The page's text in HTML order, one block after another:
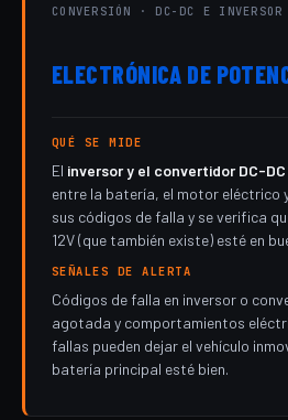
CONVERSIÓN · DC-DC E INVERSOR
ELECTRÓNICA DE
QUÉ SE MIDE
El inversor y el convertidor DC-DC
entre la batería, el motor eléctrico y
sus códigos de falla y se verifica
12V (que también existe) esté en
SEÑALES DE ALERTA
Códigos de falla en inversor o
agotada y comportamientos
fallas pueden dejar el vehículo
batería principal esté bien.